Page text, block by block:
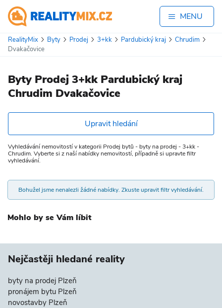
MENU
RealityMix Byty Prodej 3+kk Pardubický kraj
Chrudim
Dvakačovice
Byty Prodej 3+kk Pardubický kraj
Chrudim Dvakačovice
Upravit hledání
Vyhledávání nemovitostí v kategorii Prodej bytů - byty na prodej - 3+kk -
Chrudim. Vyberte si z naší nabídky nemovitostí, případně si upravte filtr
vyhledávání.
Bohužel jsme nenalezli žádné nabídky. Zkuste upravit filtr vyhledávání.
Mohlo by se Vám líbit
Nejčastěji hledané reality
byty na prodej Plzeň
pronájem bytu Plzeň
novostavby Plzeň